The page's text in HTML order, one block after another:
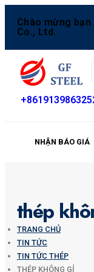
Chào mừng
Co., Ltd.
NHẬN BÁO GIÁ
thép
TRANG CHỦ
TIN TỨC
TIN TỨC THÉP
THÉP KHÔNG GỈ